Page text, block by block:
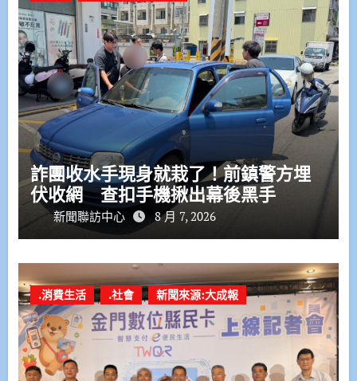
詐團收水手現身就栽了！前鎮警方埋
伏收網 查扣手機揪出幕後黑手
新聞聯訪中心 8 月 7, 2026
.消費生活 .社會 新聞來源:大成報